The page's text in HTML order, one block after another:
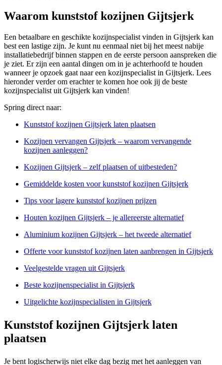
Waarom kunststof kozijnen Gijtsjerk
Een betaalbare en geschikte kozijnspecialist vinden in Gijtsjerk kan
best een lastige zijn. Je kunt nu eenmaal niet bij het meest nabije
installatiebedrijf binnen stappen en de eerste persoon aanspreken die
je ziet. Er zijn een aantal dingen om in je achterhoofd te houden
wanneer je opzoek gaat naar een kozijnspecialist in Gijtsjerk. Lees
hieronder verder om erachter te komen hoe ook jij de beste
kozijnspecialist uit Gijtsjerk kan vinden!
Spring direct naar:
Kunststof kozijnen Gijtsjerk laten plaatsen
Kozijnen vervangen Gijtsjerk – waarom vervangende
kozijnen aanleggen?
Kozijnen Gijtsjerk – zelf plaatsen of uitbesteden?
Gemiddelde kosten voor kunststof kozijnen Gijtsjerk
Tips voor lagere kunststof kozijnen prijzen
Houten kozijnen Gijtsjerk – je allereerste alternatief
Aluminium kozijnen Gijtsjerk – het tweede alternatief
Offerte voor kunststof kozijnen laten aanbrengen in Gijtsjerk
Veelgestelde vragen uit Gijtsjerk
Beste kozijnenspecialist in Gijtsjerk
Uitgelichte kozijnspecialisten in Gijtsjerk
Kunststof kozijnen Gijtsjerk laten
plaatsen
Je bent logischerwijs niet elke dag bezig met het aanleggen van